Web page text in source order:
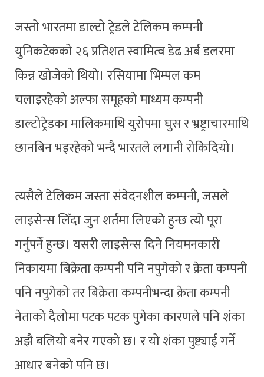
जस्तो भारतमा डाल्टो ट्रेडले टेलिकम कम्पनी
युनिकटेकको २६ प्रतिशत स्वामित्व डेढ अर्ब डलरमा
किन्न खोजेको थियो। रसियामा भिम्पल कम
चलाइरहेको अल्फा समूहको माध्यम कम्पनी
डाल्टोट्रेडका मालिकमाथि युरोपमा घुस र भ्रष्ट्राचारमाथि
छानबिन भइरहेको भन्दै भारतले लगानी रोकिदियो।
त्यसैले टेलिकम जस्ता संवेदनशील कम्पनी, जसले
लाइसेन्स लिँदा जुन शर्तमा लिएको हुन्छ त्यो पूरा
गर्नुपर्ने हुन्छ। यसरी लाइसेन्स दिने नियमनकारी
निकायमा बिक्रेता कम्पनी पनि नपुगेको र क्रेता कम्पनी
पनि नपुगेको तर बिक्रेता कम्पनीभन्दा क्रेता कम्पनी
नेताको दैलोमा पटक पटक पुगेका कारणले पनि शंका
अझै बलियो बनेर गएको छ। र यो शंका पुष्ट्याई गर्ने
आधार बनेको पनि छ।